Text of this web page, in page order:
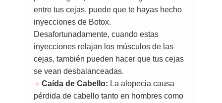
entre tus cejas, puede que te hayas hecho
inyecciones de Botox.
Desafortunadamente, cuando estas
inyecciones relajan los músculos de las
cejas, también pueden hacer que tus cejas
se vean desbalanceadas.
🔸 Caída de Cabello: La alopecia causa
pérdida de cabello tanto en hombres como